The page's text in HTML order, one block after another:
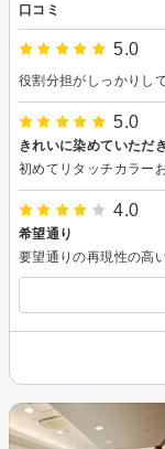
口コミ
5.0
5.0
きれいに染めていただ
4.0
希望通り
要望通りの再現性の高